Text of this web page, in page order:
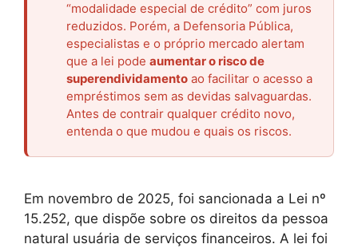
“modalidade especial de crédito” com juros
reduzidos. Porém, a Defensoria Pública,
especialistas e o próprio mercado alertam
que a lei podeaumentar o risco de
superendividamento ao facilitar o acesso a
empréstimos sem as devidas salvaguardas.
Antes de contrair qualquer crédito novo,
entenda o que mudou e quais os riscos.
Em novembro de 2025, foi sancionada a Lei nº
15.252, que dispõe sobre os direitos da pessoa
natural usuária de serviços financeiros. A lei foi